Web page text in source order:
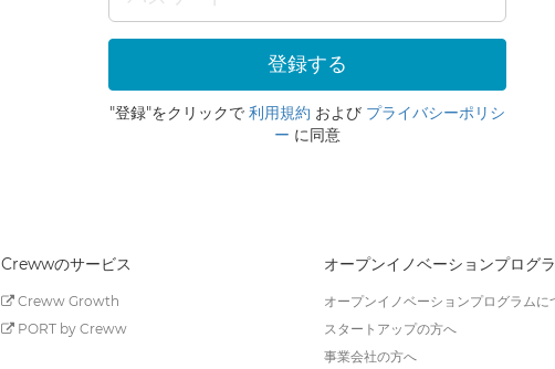
"登録"をクリックで 利用規約 および プライバシーポリシ
ー に同意
Crewwのサービス
Creww Growth
PORT by Creww
オープンイノベーションプログ
オープンイノベーションプログラムに
スタートアップの方へ
事業会社の方へ